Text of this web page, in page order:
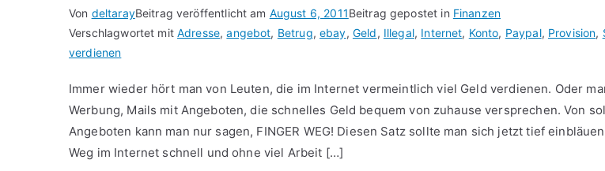
Von deltarayBeitrag veröffentlicht am August 6, 2011Beitrag gepostet in Finanzen
Verschlagwortet mitAdresse,angebot, Betrug, ebay, Geld, Illegal, Internet, Konto, Paypal, Provision,
verdienen
Immer wieder hört man von Leuten, die im Internet vermeintlich viel Geld verdienen. Oder
Werbung, Mails mit Angeboten, die schnelles Geld bequem von zuhause versprechen. Von
Angeboten kann man nur sagen, FINGER WEG! Diesen Satz sollte man sich jetzt tief
Weg im Internet schnell und ohne viel Arbeit […]